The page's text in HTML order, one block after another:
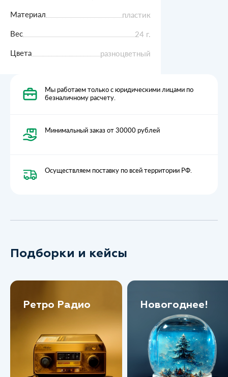
Мы работаем только с юридическими лицами по
безналичному расчету.
Минимальный заказ от 30000 рублей
Осуществляем поставку по всей территории РФ.
Материал
пластик
Вес
24 г.
Цвета
разноцветный
Подборки и кейсы
Ретро Радио Новогоднее!